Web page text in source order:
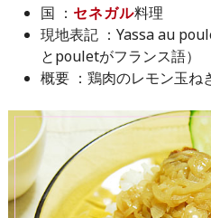
国 ： セネガル料理
現地表記
：Yassa au
とpouletがフランス語）
概要 ：鶏肉のレモン玉ね